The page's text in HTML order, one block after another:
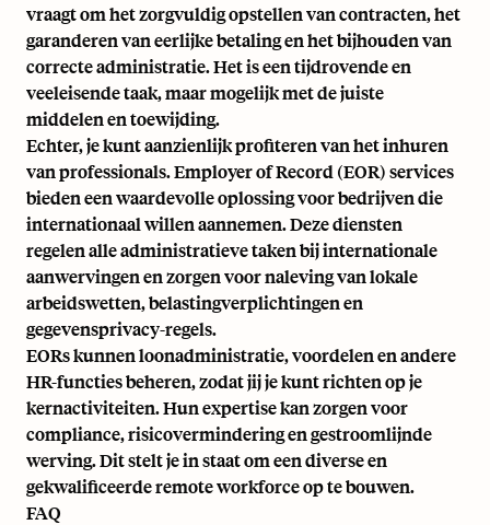
vraagt om het zorgvuldig opstellen van contracten, het
garanderen van eerlijke betaling en het bijhouden van
correcte administratie. Het is een tijdrovende en
veeleisende taak, maar mogelijk met de juiste
middelen en toewijding.
Echter, je kunt aanzienlijk profiteren van het inhuren
van professionals.Employer of Record (EOR) services
bieden een waardevolle oplossing voor bedrijven die
internationaal willen aannemen. Deze diensten
regelen alle administratieve taken bij internationale
aanwervingen en zorgen voor naleving van lokale
arbeidswetten, belastingverplichtingen en
gegevensprivacy-regels.
EORs kunnen loonadministratie, voordelen en andere
HR-functies beheren, zodat jij je kunt richten op je
kernactiviteiten. Hun expertise kan zorgen voor
compliance, risicovermindering en gestroomlijnde
werving. Dit stelt je in staat om een diverse en
gekwalificeerde remote workforce op te bouwen.
FAQ